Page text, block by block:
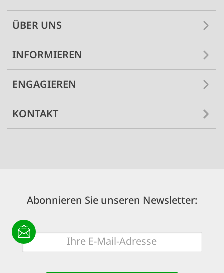
ÜBER UNS
INFORMIEREN
ENGAGIEREN
KONTAKT
Abonnieren Sie unseren Newsletter:
E-
Mail